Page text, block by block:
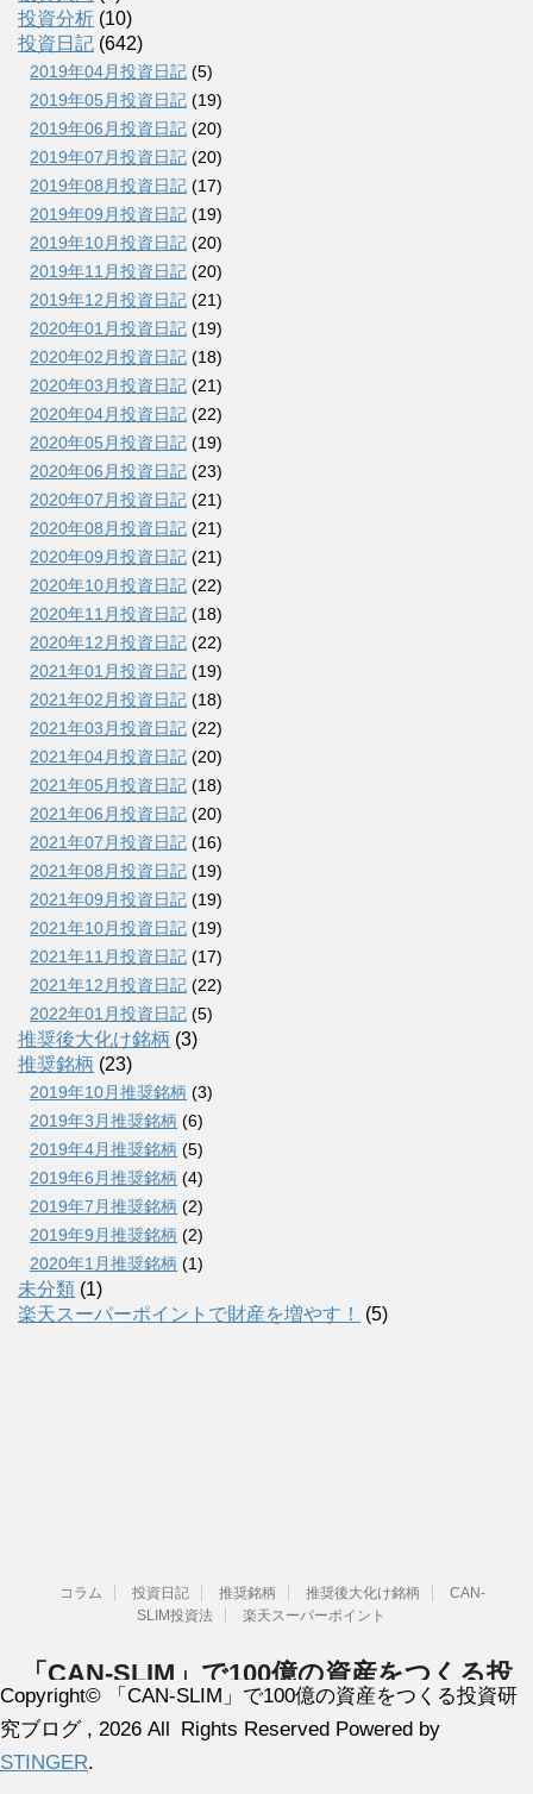
投資分析 (10)
投資日記 (642)
2019年04月投資日記 (5)
2019年05月投資日記 (19)
2019年06月投資日記 (20)
2019年07月投資日記 (20)
2019年08月投資日記 (17)
2019年09月投資日記 (19)
2019年10月投資日記 (20)
2019年11月投資日記 (20)
2019年12月投資日記 (21)
2020年01月投資日記 (19)
2020年02月投資日記 (18)
2020年03月投資日記 (21)
2020年04月投資日記 (22)
2020年05月投資日記 (19)
2020年06月投資日記 (23)
2020年07月投資日記 (21)
2020年08月投資日記 (21)
2020年09月投資日記 (21)
2020年10月投資日記 (22)
2020年11月投資日記 (18)
2020年12月投資日記 (22)
2021年01月投資日記 (19)
2021年02月投資日記 (18)
2021年03月投資日記 (22)
2021年04月投資日記 (20)
2021年05月投資日記 (18)
2021年06月投資日記 (20)
2021年07月投資日記 (16)
2021年08月投資日記 (19)
2021年09月投資日記 (19)
2021年10月投資日記 (19)
2021年11月投資日記 (17)
2021年12月投資日記 (22)
2022年01月投資日記 (5)
推奨後大化け銘柄 (3)
推奨銘柄 (23)
2019年10月推奨銘柄 (3)
2019年3月推奨銘柄 (6)
2019年4月推奨銘柄 (5)
2019年6月推奨銘柄 (4)
2019年7月推奨銘柄 (2)
2019年9月推奨銘柄 (2)
2020年1月推奨銘柄 (1)
未分類 (1)
楽天スーパーポイントで財産を増やす！
(5)
コラム 投資日記 推奨銘柄 推奨後大化け銘柄
CAN-
SLIM投資法
楽天スーパーポイント
「CAN-SLIM」で100億の資産をつくる投
資研究ブログ
Copyright© 「CAN-SLIM」で100億の資産をつくる投資研
究ブログ , 2026 All Rights Reserved Powered by
STINGER.